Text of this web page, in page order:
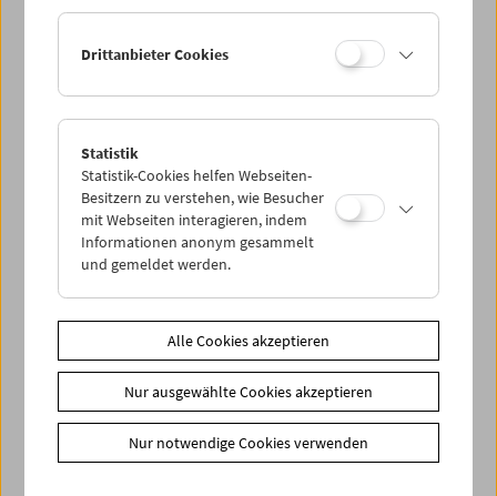
Mitgliedschaft
Zusätzliche Materialien
DownloadÜbersicht Zyklus "Die Utopie Film" (PDF)
Share on
Vorschau Sept / Okt 2026
Regelmäßige Programme
Programmarchiv
Drittanbieter Cookies
Statistik
Statistik-Cookies helfen Webseiten-
Besitzern zu verstehen, wie Besucher
mit Webseiten interagieren, indem
Informationen anonym gesammelt
und gemeldet werden.
Alle Cookies akzeptieren
Nur ausgewählte Cookies akzeptieren
Nur notwendige Cookies verwenden